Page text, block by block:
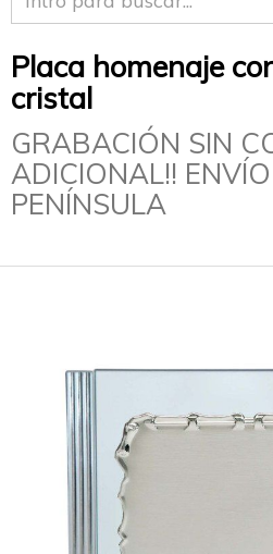
Placa homenaje
cristal
GRABACIÓN SIN
ADICIONAL!!
PENÍNSULA